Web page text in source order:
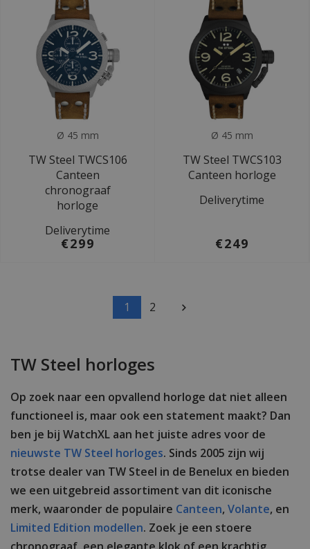
Ø 45 mm
TW Steel TWCS106
Canteen
chronograaf
horloge
Deliverytime
€299
Ø 45 mm
TW Steel TWCS103
Canteen horloge
Deliverytime
€249
1 2
TW Steel horloges
Op zoek naar een opvallend horloge dat niet alleen
functioneel is, maar ook een statement maakt? Dan
ben je bij WatchXL aan het juiste adres voor de
nieuwste TW Steel horloges. Sinds 2005 zijn wij
trotse dealer van TW Steel in de Benelux en bieden
we een uitgebreid assortiment van dit iconische
merk, waaronder de populaire Canteen, Volante, en
Limited Edition modellen. Zoek je een stoere